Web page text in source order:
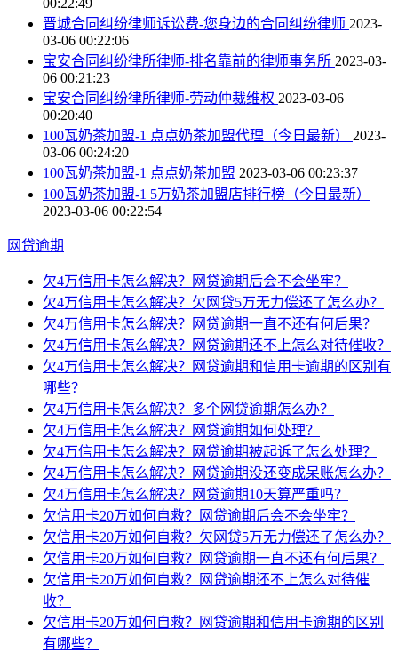
晋城合同纠纷律师诉讼费-您身边的合同纠纷律师 2023-
03-06 00:22:06
宝安合同纠纷律所律师-排名靠前的律师事务所 2023-03-
06 00:21:23
宝安合同纠纷律所律师-劳动仲裁维权 2023-03-06
00:20:40
100瓦奶茶加盟-1 点点奶茶加盟代理（今日最新） 2023-
03-06 00:24:20
100瓦奶茶加盟-1 点点奶茶加盟 2023-03-06 00:23:37
100瓦奶茶加盟-1 5万奶茶加盟店排行榜（今日最新）
2023-03-06 00:22:54
网贷逾期
欠4万信用卡怎么解决？网贷逾期后会不会坐牢？
欠4万信用卡怎么解决？欠网贷5万无力偿还了怎么办？
欠4万信用卡怎么解决？网贷逾期一直不还有何后果？
欠4万信用卡怎么解决？网贷逾期还不上怎么对待催收？
欠4万信用卡怎么解决？网贷逾期和信用卡逾期的区别有
哪些？
欠4万信用卡怎么解决？多个网贷逾期怎么办？
欠4万信用卡怎么解决？网贷逾期如何处理？
欠4万信用卡怎么解决？网贷逾期被起诉了怎么处理？
欠4万信用卡怎么解决？网贷逾期没还变成呆账怎么办？
欠4万信用卡怎么解决？网贷逾期10天算严重吗？
欠信用卡20万如何自救？网贷逾期后会不会坐牢？
欠信用卡20万如何自救？欠网贷5万无力偿还了怎么办？
欠信用卡20万如何自救？网贷逾期一直不还有何后果？
欠信用卡20万如何自救？网贷逾期还不上怎么对待催
收？
欠信用卡20万如何自救？网贷逾期和信用卡逾期的区别
有哪些？